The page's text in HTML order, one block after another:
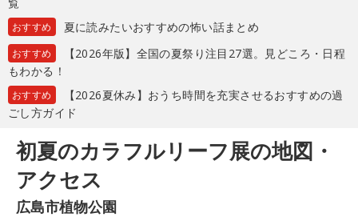
おすすめ 夏に読みたいおすすめの怖い話まとめ
おすすめ
【2026年版】全国の夏祭り注目27選。見どころ・日程
もわかる！
おすすめ
【2026夏休み】おうち時間を充実させるおすすめの過
ごし方ガイド
初夏のカラフルリーフ展の地図・
アクセス
広島市植物公園